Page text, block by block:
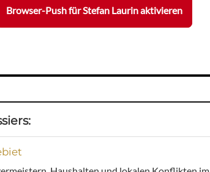
Browser-Push für Stefan Laurin aktivieren